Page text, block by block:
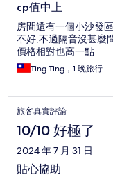
cp值中上
房間還有一個小沙發
不好,不過隔音沒甚麼
價格相對也高一點
Ting Ting，1 晚旅行
旅客真實評論
10/10 好極了
2024 年 7 月 31 日
貼心協助